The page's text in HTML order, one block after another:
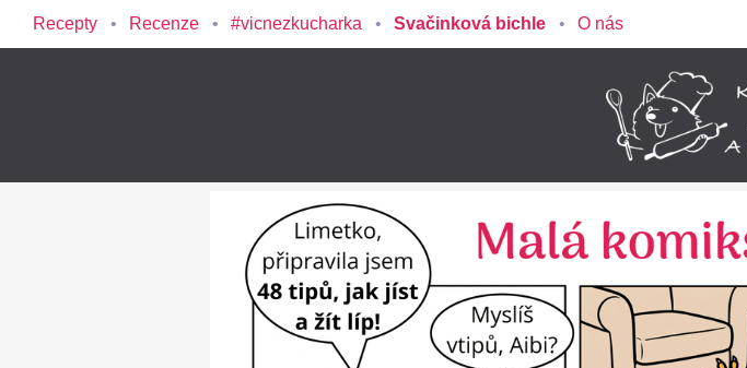
Recepty Recenze #vicnezkucharka Svačinková bichle O nás